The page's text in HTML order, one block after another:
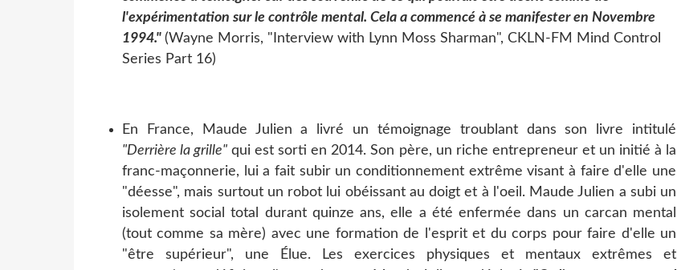
l'expérimentation sur le contrôle mental. Cela a commencé à se manifester en Novembre
1994." (Wayne Morris, "Interview with Lynn Moss Sharman", CKLN-FM Mind Control
Series Part 16)
En France, Maude Julien a livré un témoignage troublant dans son livre intitulé
"Derrière la grille" qui est sorti en 2014. Son père, un riche entrepreneur et un initié à la
franc-maçonnerie, lui a fait subir un conditionnement extrême visant à faire d'elle une
"déesse", mais surtout un robot lui obéissant au doigt et à l'oeil. Maude Julien a subi un
isolement social total durant quinze ans, elle a été enfermée dans un carcan mental
(tout comme sa mère) avec une formation de l'esprit et du corps pour faire d'elle un
"être supérieur", une Élue. Les exercices physiques et mentaux extrêmes et